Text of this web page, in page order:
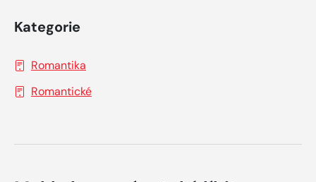
Kategorie
Romantika
Romantické